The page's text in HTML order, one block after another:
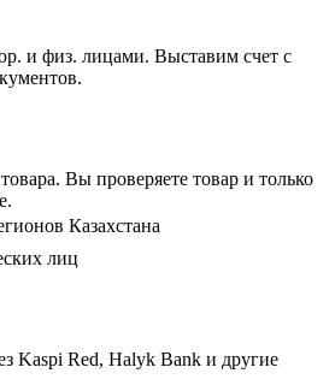
и физ. лицами. Выставим счет с
Вы проверяете товар и только
Казахстана
лиц
Kaspi Red, Halyk Bank и другие